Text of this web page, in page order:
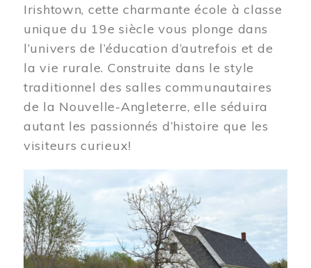
Irishtown, cette charmante école à classe
unique du 19e siècle vous plonge dans
l’univers de l’éducation d’autrefois et de
la vie rurale. Construite dans le style
traditionnel des salles communautaires
de la Nouvelle-Angleterre, elle séduira
autant les passionnés d’histoire que les
visiteurs curieux!
Image